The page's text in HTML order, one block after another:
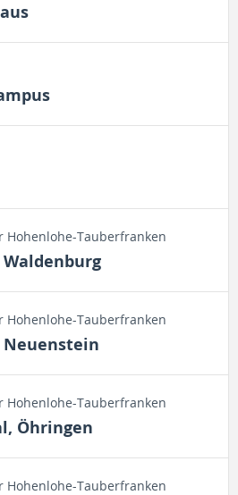
Hohenlohe-Tauberfranken
Hohenlohe-Tauberfranken
Neuenstein
Hohenlohe-Tauberfranken
Öhringen
Hohenlohe-Tauberfranken